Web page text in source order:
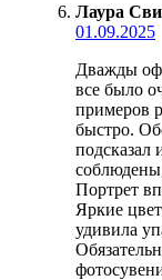
Лаура
01.09.2025
Дважды
все было
примеров
быстро.
подсказал
Портрет
Яркие
удивила